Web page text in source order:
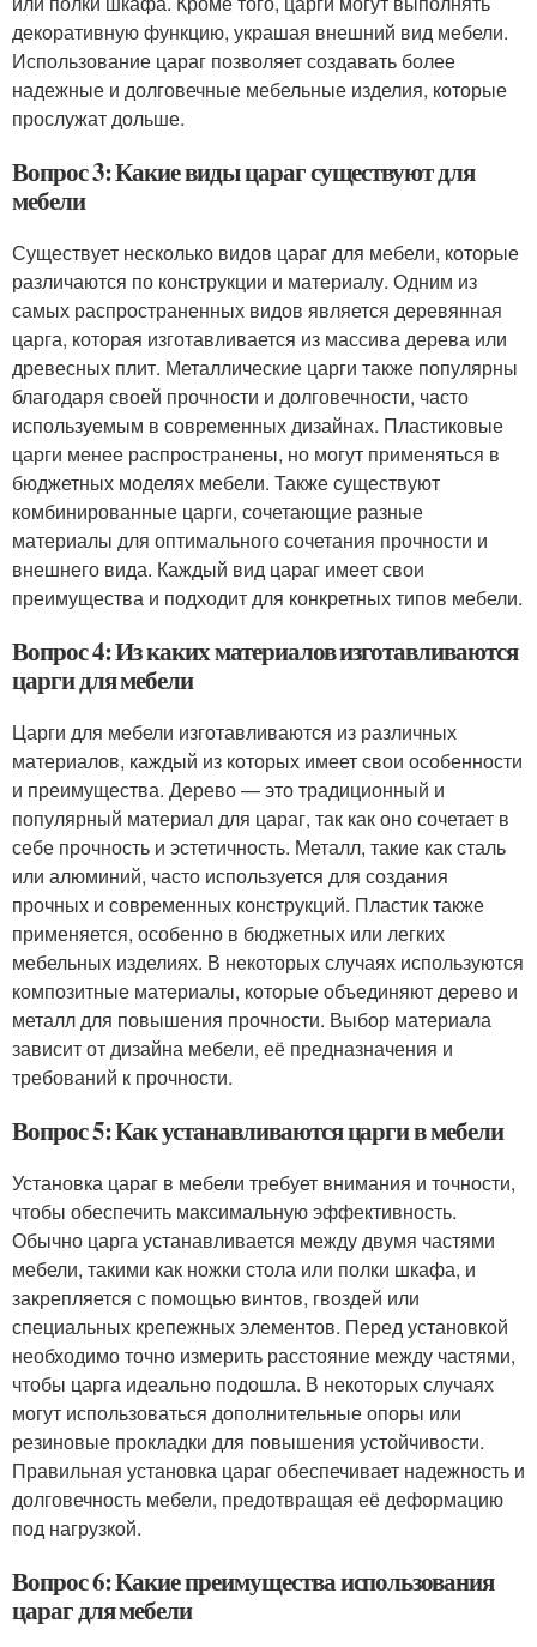
декоративную функцию, украшая внешний вид мебели.
Использование цараг позволяет создавать более
надежные и долговечные мебельные изделия, которые
прослужат дольше.
Вопрос 3: Какие виды цараг существуют для
мебели
Существует несколько видов цараг для мебели, которые
различаются по конструкции и материалу. Одним из
самых распространенных видов является деревянная
царга, которая изготавливается из массива дерева или
древесных плит. Металлические царги также популярны
благодаря своей прочности и долговечности, часто
используемым в современных дизайнах. Пластиковые
царги менее распространены, но могут применяться в
бюджетных моделях мебели. Также существуют
комбинированные царги, сочетающие разные
материалы для оптимального сочетания прочности и
внешнего вида. Каждый вид цараг имеет свои
преимущества и подходит для конкретных типов мебели.
Вопрос 4: Из каких материалов изготавливаются
царги для мебели
Царги для мебели изготавливаются из различных
материалов, каждый из которых имеет свои особенности
и преимущества. Дерево — это традиционный и
популярный материал для цараг, так как оно сочетает в
себе прочность и эстетичность. Металл, такие как сталь
или алюминий, часто используется для создания
прочных и современных конструкций. Пластик также
применяется, особенно в бюджетных или легких
мебельных изделиях. В некоторых случаях используются
композитные материалы, которые объединяют дерево и
металл для повышения прочности. Выбор материала
зависит от дизайна мебели, её предназначения и
требований к прочности.
Вопрос 5: Как устанавливаются царги в мебели
Установка цараг в мебели требует внимания и точности,
чтобы обеспечить максимальную эффективность.
Обычно царга устанавливается между двумя частями
мебели, такими как ножки стола или полки шкафа, и
закрепляется с помощью винтов, гвоздей или
специальных крепежных элементов. Перед установкой
необходимо точно измерить расстояние между частями,
чтобы царга идеально подошла. В некоторых случаях
могут использоваться дополнительные опоры или
резиновые прокладки для повышения устойчивости.
Правильная установка цараг обеспечивает надежность и
долговечность мебели, предотвращая её деформацию
под нагрузкой.
Вопрос 6: Какие преимущества использования
цараг для мебели